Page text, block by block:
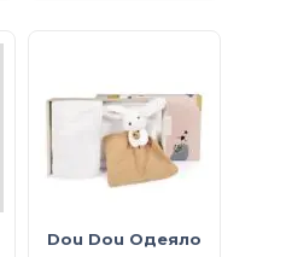
Dou Dou Одеяло